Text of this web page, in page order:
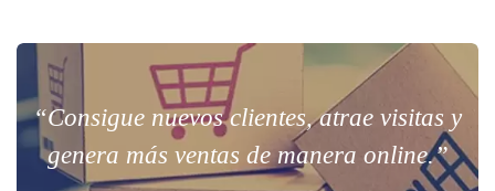
“Consigue nuevos clientes, atrae visitas y
genera más ventas de manera online.”